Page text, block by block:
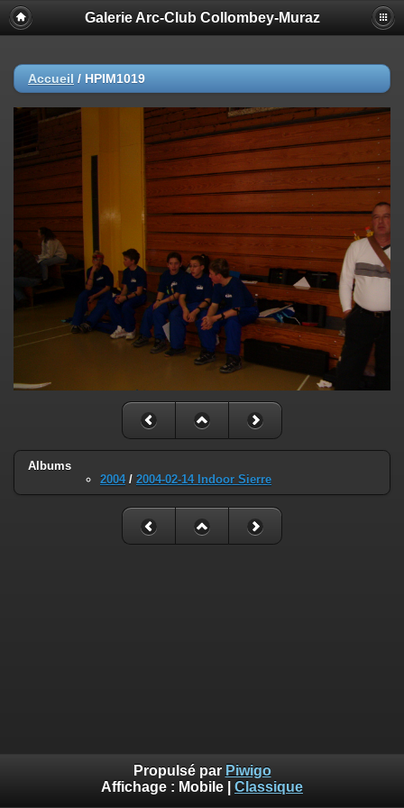
Galerie Arc-Club Collombey-Muraz
Accueil / HPIM1019
Albums
2004/ 2004-02-14 Indoor Sierre
Propulsé par Piwigo
Affichage : Mobile Classique